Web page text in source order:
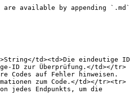
available by appending `.md`
td><td>Die eindeutige ID
ID zur Überprüfung.</td></tr>
Codes auf Fehler hinweisen.
zum Code.</td></tr><tr>
jedes Endpunkts, um die